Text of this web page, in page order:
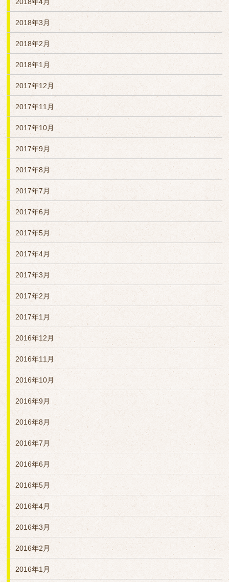
2018年3月
2018年2月
2018年1月
2017年12月
2017年11月
2017年10月
2017年9月
2017年8月
2017年7月
2017年6月
2017年5月
2017年4月
2017年3月
2017年2月
2017年1月
2016年12月
2016年11月
2016年10月
2016年9月
2016年8月
2016年7月
2016年6月
2016年5月
2016年4月
2016年3月
2016年2月
2016年1月